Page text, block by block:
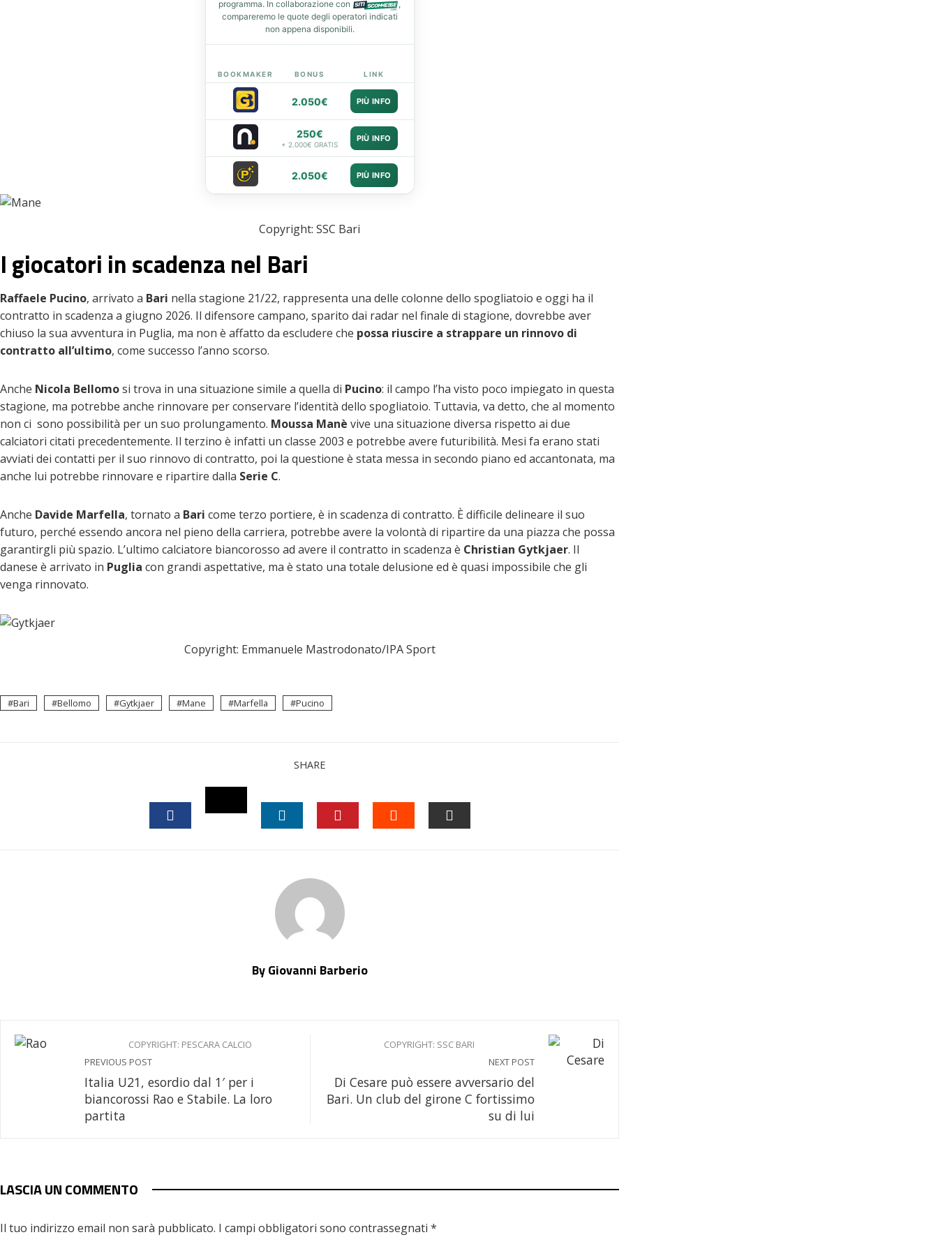
programma. In collaborazione con
,
compareremo le quote degli operatori indicati
non appena disponibili.
BOOKMAKER BONUS LINK
2.050€ PIÙ INFO
250€
+ 2.000€ GRATIS
PIÙ INFO
2.050€ PIÙ INFO
Copyright: SSC Bari
I giocatori in scadenza nel Bari
Raffaele Pucino, arrivato a Bari nella stagione 21/22, rappresenta una delle colonne dello spogliatoio e oggi ha il
contratto in scadenza a giugno 2026. Il difensore campano, sparito dai radar nel finale di stagione, dovrebbe aver
chiuso la sua avventura in Puglia, ma non è affatto da escludere che possa riuscire a strappare un rinnovo di
contratto all’ultimo, come successo l’anno scorso.
Anche Nicola Bellomosi trova in una situazione simile a quella di Pucino: il campo l’ha visto poco impiegato in questa
stagione, ma potrebbe anche rinnovare per conservare l’identità dello spogliatoio. Tuttavia, va detto, che al momento
non ci sono possibilità per un suo prolungamento. Moussa Manè vive una situazione diversa rispetto ai due
calciatori citati precedentemente. Il terzino è infatti un classe 2003 e potrebbe avere futuribilità. Mesi fa erano stati
avviati dei contatti per il suo rinnovo di contratto, poi la questione è stata messa in secondo piano ed accantonata, ma
anche lui potrebbe rinnovare e ripartire dalla Serie C.
Anche Davide Marfella, tornato a Bari come terzo portiere, è in scadenza di contratto. È difficile delineare il suo
futuro, perché essendo ancora nel pieno della carriera, potrebbe avere la volontà di ripartire da una piazza che possa
garantirgli più spazio. L’ultimo calciatore biancorosso ad avere il contratto in scadenza è Christian Gytkjaer. Il
danese è arrivato in Puglia con grandi aspettative, ma è stato una totale delusione ed è quasi impossibile che gli
venga rinnovato.
Copyright: Emmanuele Mastrodonato/IPA Sport
Bari Bellomo Gytkjaer Mane Marfella Pucino
SHARE
TWITTER
By Giovanni Barberio
COPYRIGHT: PESCARA CALCIO
PREVIOUS POST
Italia U21, esordio dal 1′ per i
biancorossi Rao e Stabile. La loro
partita
COPYRIGHT: SSC BARI
NEXT POST
Di Cesare può essere avversario del
Bari. Un club del girone C fortissimo
su di lui
LASCIA UN COMMENTO
Il tuo indirizzo email non sarà pubblicato. I campi obbligatori sono contrassegnati *